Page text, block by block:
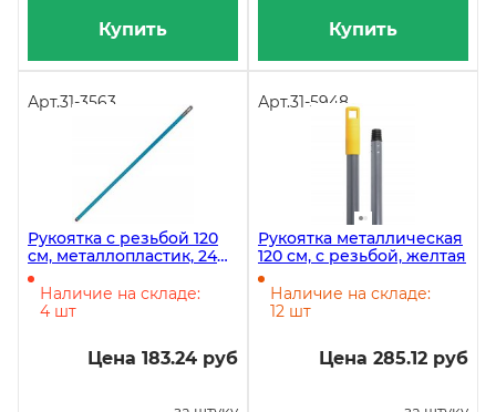
Купить Купить
Арт.31-3563
Рукоятка с резьбой 120
см, металлопластик, 24
штуки
Наличие на складе:
4 шт
Цена 183.24 руб
Арт.31-5948
Рукоятка металлическая
120 см, с резьбой, желтая
Наличие на складе:
12 шт
Цена 285.12 руб